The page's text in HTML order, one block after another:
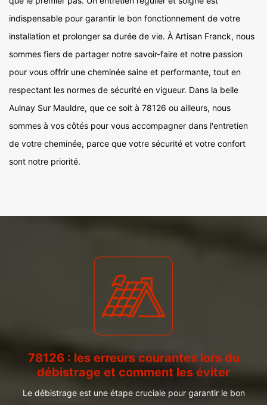
indispensable pour garantir le bon fonctionnement de votre
installation et prolonger sa durée de vie. À Artisan Franck, nous
sommes fiers de partager notre savoir-faire et notre passion
pour vous offrir une cheminée saine et performante, tout en
respectant les normes de sécurité en vigueur. Dans la belle
Aulnay Sur Mauldre, que ce soit à 78126 ou ailleurs, nous
sommes à vos côtés pour vous accompagner dans l'entretien
de votre cheminée, parce que votre sécurité et votre confort
sont notre priorité.
78126 : les erreurs courantes lors du
débistrage et comment les éviter
Le débistrage est une étape cruciale pour garantir le bon